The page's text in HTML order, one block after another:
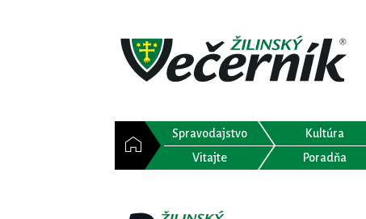
Spravodajstvo Kultúra
Vitajte
Poradňa